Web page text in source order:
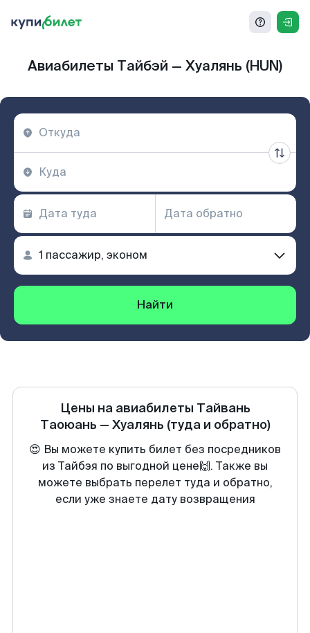
Авиабилеты Тайбэй — Хуалянь (HUN)
Найти
Цены на авиабилеты Тайвань
Таоюань — Хуалянь (туда и обратно)
😍 Вы можете купить билет без посредников
из Тайбэя по выгодной цене🙌. Также вы
можете выбрать перелет туда и обратно,
если уже знаете дату возвращения